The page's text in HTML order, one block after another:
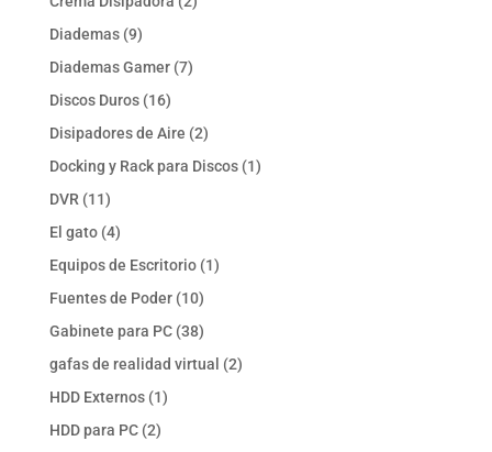
Diademas 99
productos
Diademas Gamer 77
Discos Duros 1616
productos
Disipadores de Aire 22
productos
Docking y Rack para Discos 11
DVR 1111
productos
El gato 44
productos
Equipos de Escritorio 11
Fuentes de Poder 1010
productos
Gabinete para PC 3838
productos
gafas de realidad virtual 22
HDD Externos 11
HDD para PC 22